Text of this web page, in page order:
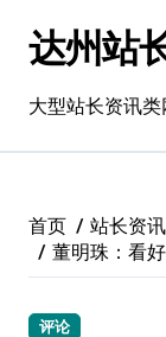
达州站
大型站长资讯
首页 站长资讯
董明珠：看
评论